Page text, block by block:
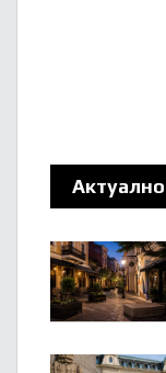
Актуално